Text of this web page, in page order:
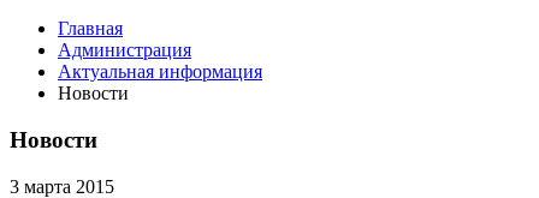
Главная
Администрация
Актуальная информация
Новости
Новости
3 марта 2015